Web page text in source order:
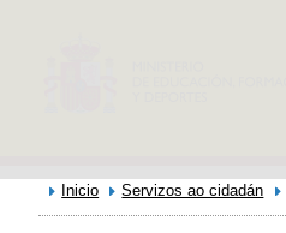
Inicio Servizos ao cidadán